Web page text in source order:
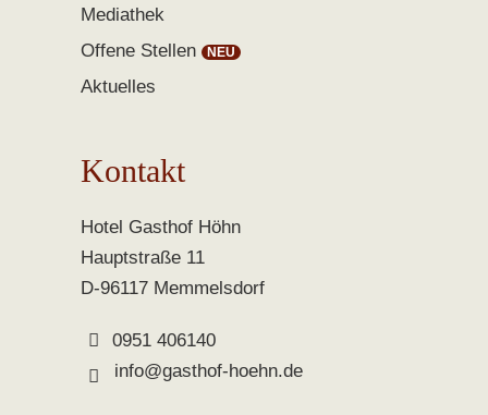
Mediathek
Offene Stellen
Aktuelles
Kontakt
Hotel Gasthof Höhn
Hauptstraße 11
D-96117 Memmelsdorf
0951 406140
info@gasthof-hoehn.de